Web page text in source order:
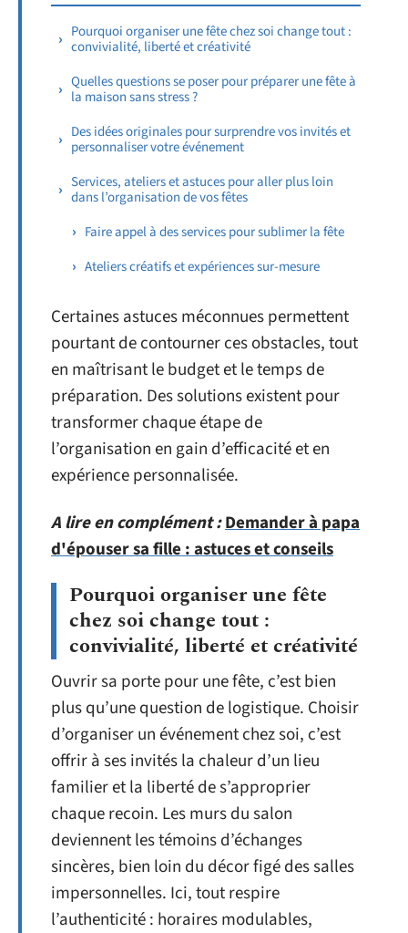
Pourquoi organiser une fête chez soi change tout :
convivialité, liberté et créativité
Quelles questions se poser pour préparer une fête à
la maison sans stress ?
Des idées originales pour surprendre vos invités et
personnaliser votre événement
Services, ateliers et astuces pour aller plus loin
dans l’organisation de vos fêtes
Faire appel à des services pour sublimer la fête
Ateliers créatifs et expériences sur-mesure
Certaines astuces méconnues permettent
pourtant de contourner ces obstacles, tout
en maîtrisant le budget et le temps de
préparation. Des solutions existent pour
transformer chaque étape de
l’organisation en gain d’efficacité et en
expérience personnalisée.
A lire en complément :Demander à papa
d'épouser sa fille : astuces et conseils
Pourquoi organiser une fête
chez soi change tout :
convivialité, liberté et créativité
Ouvrir sa porte pour une fête, c’est bien
plus qu’une question de logistique. Choisir
d’organiser un événement chez soi, c’est
offrir à ses invités la chaleur d’un lieu
familier et la liberté de s’approprier
chaque recoin. Les murs du salon
deviennent les témoins d’échanges
sincères, bien loin du décor figé des salles
impersonnelles. Ici, tout respire
l’authenticité : horaires modulables,